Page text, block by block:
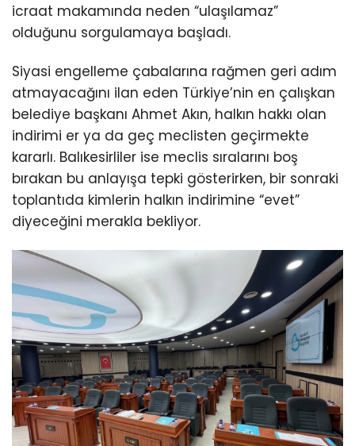
icraat makamında neden “ulaşılamaz”
olduğunu sorgulamaya başladı.
Siyasi engelleme çabalarına rağmen geri adım
atmayacağını ilan eden Türkiye’nin en çalışkan
belediye başkanı Ahmet Akın, halkın hakkı olan
indirimi er ya da geç meclisten geçirmekte
kararlı. Balıkesirliler ise meclis sıralarını boş
bırakan bu anlayışa tepki gösterirken, bir sonraki
toplantıda kimlerin halkın indirimine “evet”
diyeceğini merakla bekliyor.